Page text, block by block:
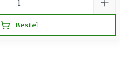
Bestel